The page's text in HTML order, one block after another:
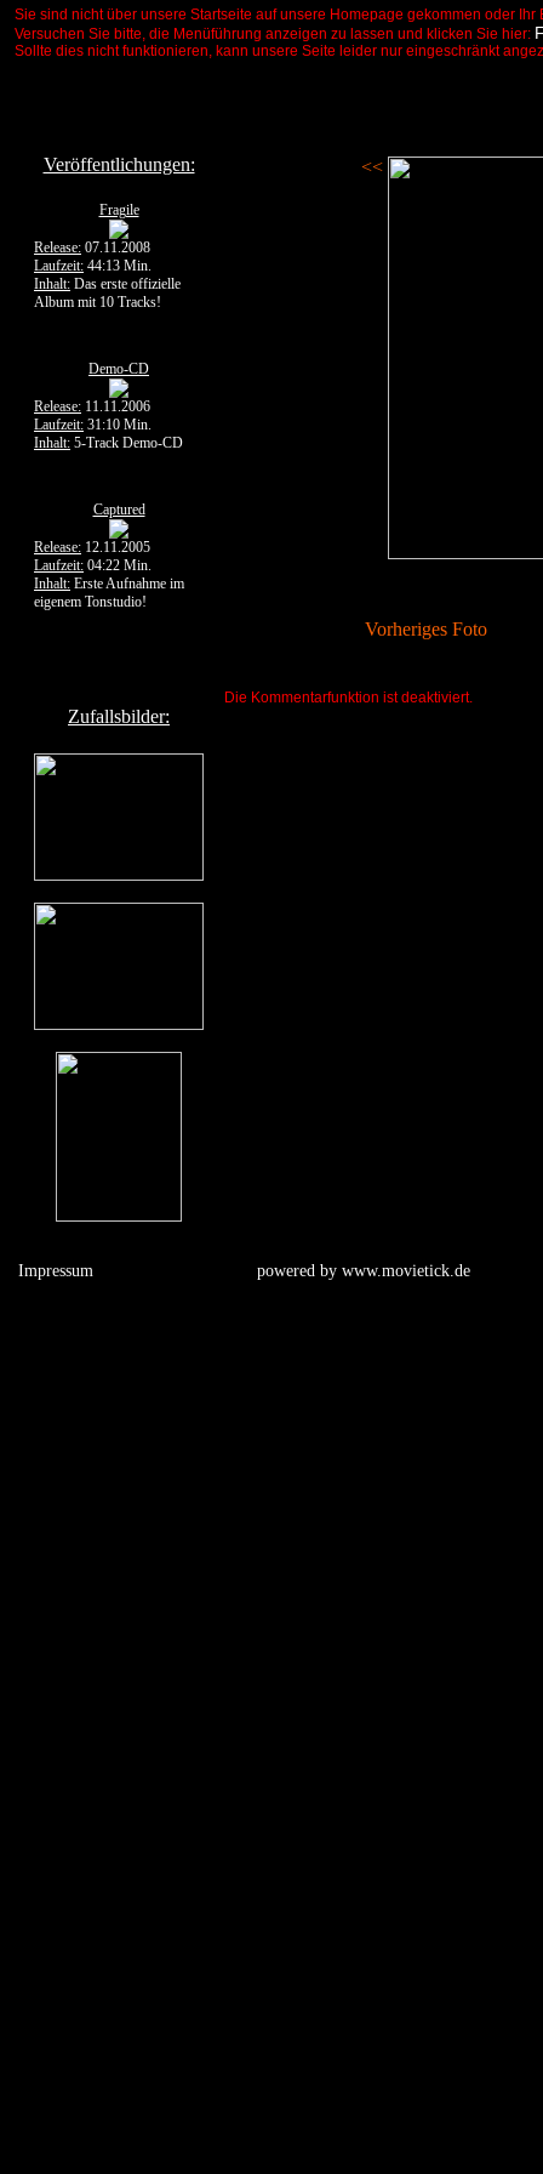
Sie sind nicht über unsere Startseite auf unsere Homepage gekommen oder
Versuchen Sie bitte, die Menüführung anzeigen zu lassen und klicken Sie hier:
Sollte dies nicht funktionieren, kann unsere Seite leider nur eingeschränkt
Veröffentlichungen:
Fragile
Release: 07.11.2008
Laufzeit: 44:13 Min.
Inhalt: Das erste offizielle
Album mit 10 Tracks!
Demo-CD
Release: 11.11.2006
Laufzeit: 31:10 Min.
Inhalt: 5-Track Demo-CD
Captured
Release: 12.11.2005
Laufzeit: 04:22 Min.
Inhalt: Erste Aufnahme im
eigenem Tonstudio!
Zufallsbilder:
<<
Vorheriges Foto
Die Kommentarfunktion ist deaktiviert.
Impressum powered by www.movietick.de